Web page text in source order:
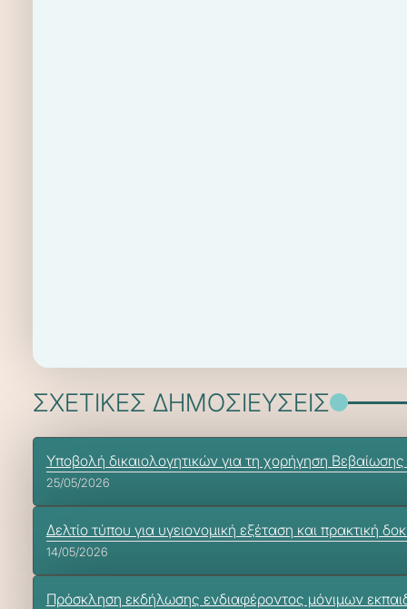
ΣΧΕΤΙΚΕΣ ΔΗΜΟΣΙΕΥΣΕΙΣ
Υποβολή δικαιολογητικών για τη χορήγηση
25/05/2026
Δελτίο τύπου για υγειονομική εξέταση και πρακτική
14/05/2026
Πρόσκληση εκδήλωσης ενδιαφέροντος μόνιμων